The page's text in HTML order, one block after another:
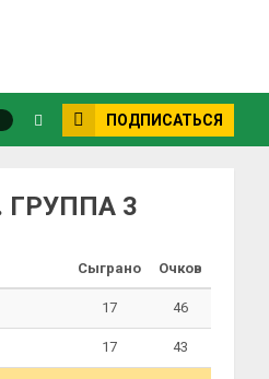
ПОДПИСАТЬСЯ
ГРУППА 3
Сыграно Очков
17 46
17 43